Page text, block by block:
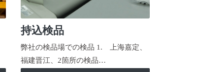
持込検品
弊社の検品場での検品 1. 上海嘉定、
福建晋江、2箇所の検品…